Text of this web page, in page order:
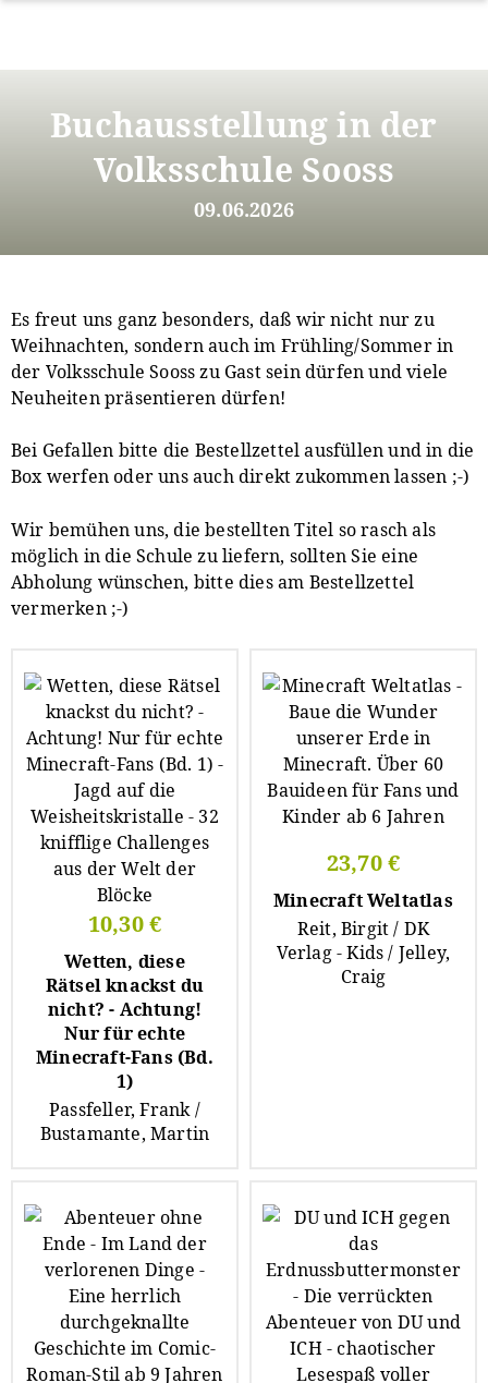
InhaltBuchausstellung in der
Volksschule Sooss
09.06.2026
Es freut uns ganz besonders, daß wir nicht nur zu
Weihnachten, sondern auch im Frühling/Sommer in
der Volksschule Sooss zu Gast sein dürfen und viele
Neuheiten präsentieren dürfen!
Bei Gefallen bitte die Bestellzettel ausfüllen und in die
Box werfen oder uns auch direkt zukommen lassen ;-)
Wir bemühen uns, die bestellten Titel so rasch als
möglich in die Schule zu liefern, sollten Sie eine
Abholung wünschen, bitte dies am Bestellzettel
vermerken ;-)
10,30 €
Wetten, diese
Rätsel knackst du
nicht? - Achtung!
Nur für echte
Minecraft-Fans (Bd.
1)
Passfeller, Frank /
Bustamante, Martin
23,70 €
Minecraft Weltatlas
Reit, Birgit / DK
Verlag - Kids / Jelley,
Craig